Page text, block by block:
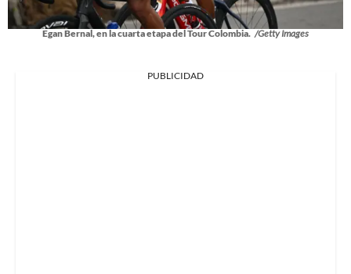
Egan Bernal, en la cuarta etapa del Tour Colombia. /Getty Images
PUBLICIDAD